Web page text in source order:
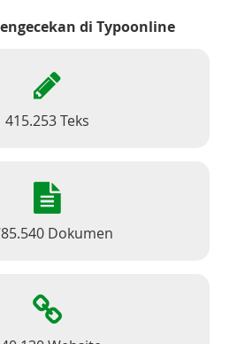
di Typoonline
415.253 Teks
Dokumen